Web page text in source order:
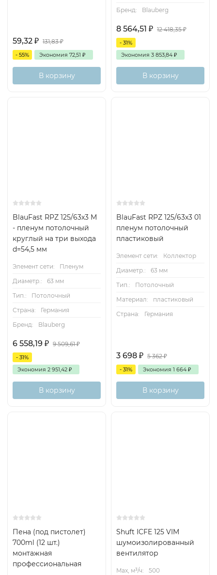
59,32 ₽ 131,83₽
- 55% Экономия 72,51 ₽
В корзину
Бренд:
Blauberg
8 564,51 ₽ 12 418,35₽
- 31%
Экономия 3 853,84 ₽
В корзину
BlauFast RPZ 125/63х3 M
- пленум потолочный
круглый на три выхода
d=54,5 мм
Элемент сети:
Пленум
Диаметр.:
63 мм
Тип.:
Потолочный
Страна:
Германия
Бренд:
Blauberg
6 558,19 ₽ 9 509,61₽
- 31%
Экономия 2 951,42 ₽
В корзину
BlauFast RPZ 125/63x3 01
пленум потолочный
пластиковый
Элемент сети:
Коллектор
Диаметр.:
63 мм
Тип.:
Потолочный
Материал:
пластиковый
Страна:
Германия
3 698 ₽ 5 362₽
- 31% Экономия 1 664 ₽
В корзину
Пена (под пистолет)
700ml (12 шт.)
монтажная
профессиональная
Shuft ICFE 125 VIM
шумоизолированный
вентилятор
Max, м³/ч:
500